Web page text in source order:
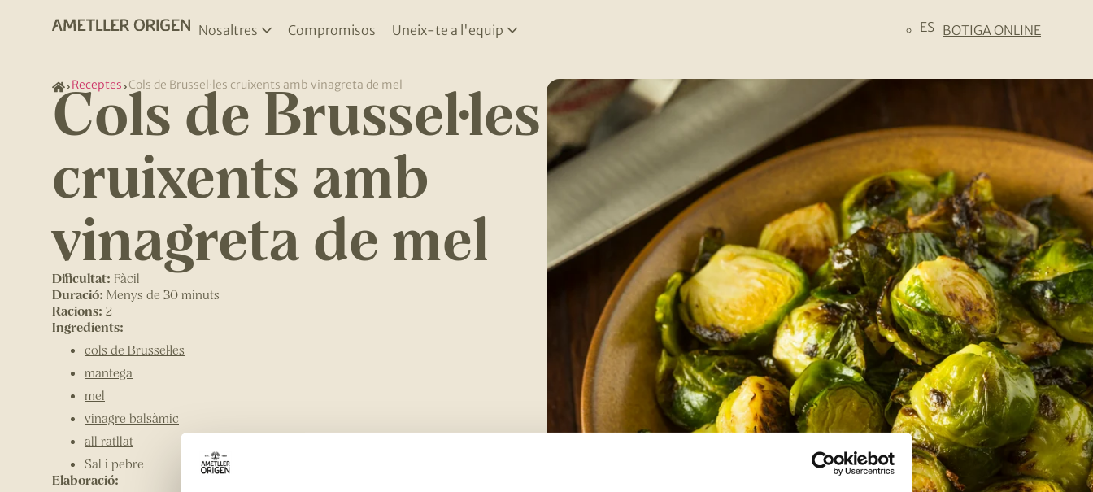
Nosaltres Compromisos Uneix-te a l'equip ES BOTIGA ONLINE
Receptes Cols de Brussel·les cruixents amb vinagreta de mel
Cols de Brussel·les
cruixents amb
vinagreta de mel
Dificultat: Fàcil
Duració: Menys de 30 minuts
Racions: 2
Ingredients:
cols de Brussel·les
mantega
mel
vinagre balsàmic
all ratllat
Sal i pebre
Elaboració: